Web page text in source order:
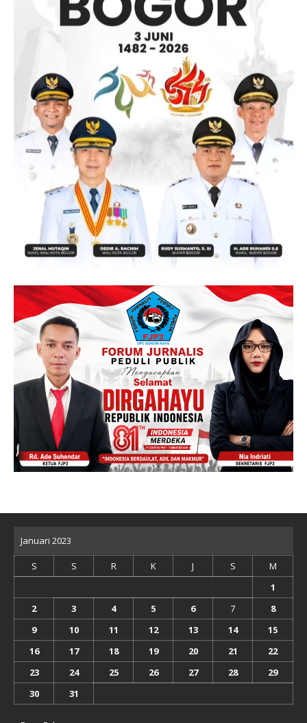
Januari 2023
S S R K J S
M
1
2
3 4 5 6 7
8
9
10 11 12 13 14
15
16
17 18 19 20 21
22
23
24 25 26 27 28
29
30
31